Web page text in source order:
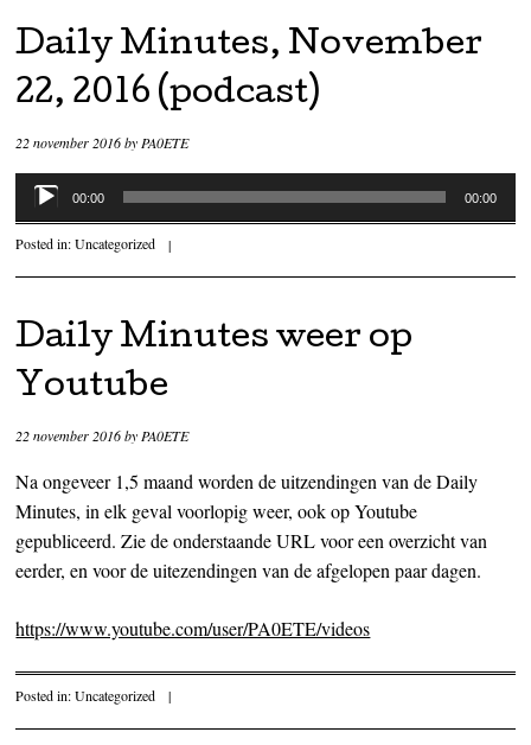
Daily Minutes, November
22, 2016 (podcast)
22 november 2016by PA0ETE
Audiospeler
00:00 00:00
Posted in:Uncategorized |
Daily Minutes weer op
Youtube
22 november 2016byPA0ETE
Na ongeveer 1,5 maand worden de uitzendingen van de Daily
Minutes, in elk geval voorlopig weer, ook op Youtube
gepubliceerd. Zie de onderstaande URL voor een overzicht van
eerder, en voor de uitezendingen van de afgelopen paar dagen.
https://www.youtube.com/user/PA0ETE/videos
Posted in:Uncategorized |